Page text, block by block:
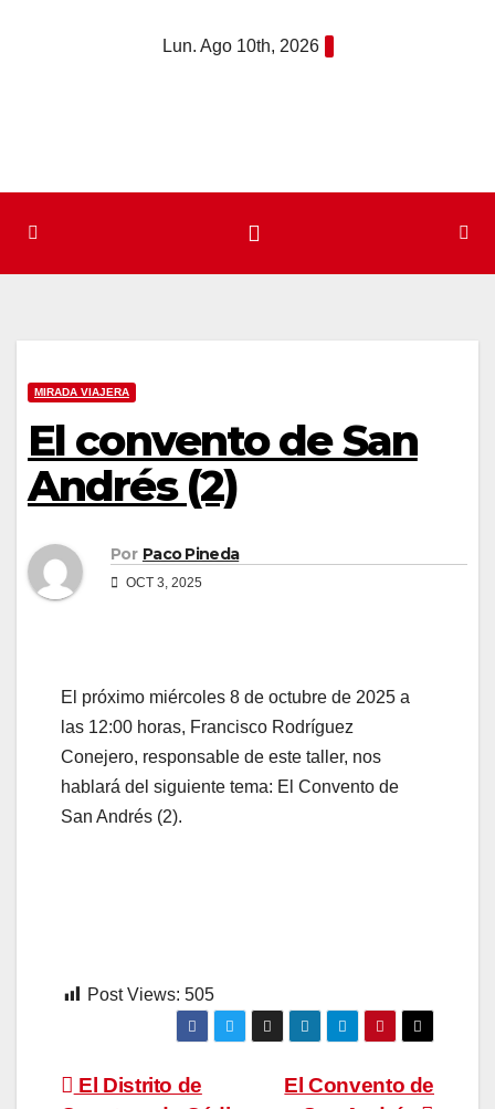
Lun. Ago 10th, 2026
MIRADA VIAJERA
El convento de San
Andrés (2)
Por Paco Pineda
OCT 3, 2025
El próximo miércoles 8 de octubre de 2025 a
las 12:00 horas, Francisco Rodríguez
Conejero, responsable de este taller, nos
hablará del siguiente tema: El Convento de
San Andrés (2).
Post Views: 505
Navegación
El Convento de
El Distrito de